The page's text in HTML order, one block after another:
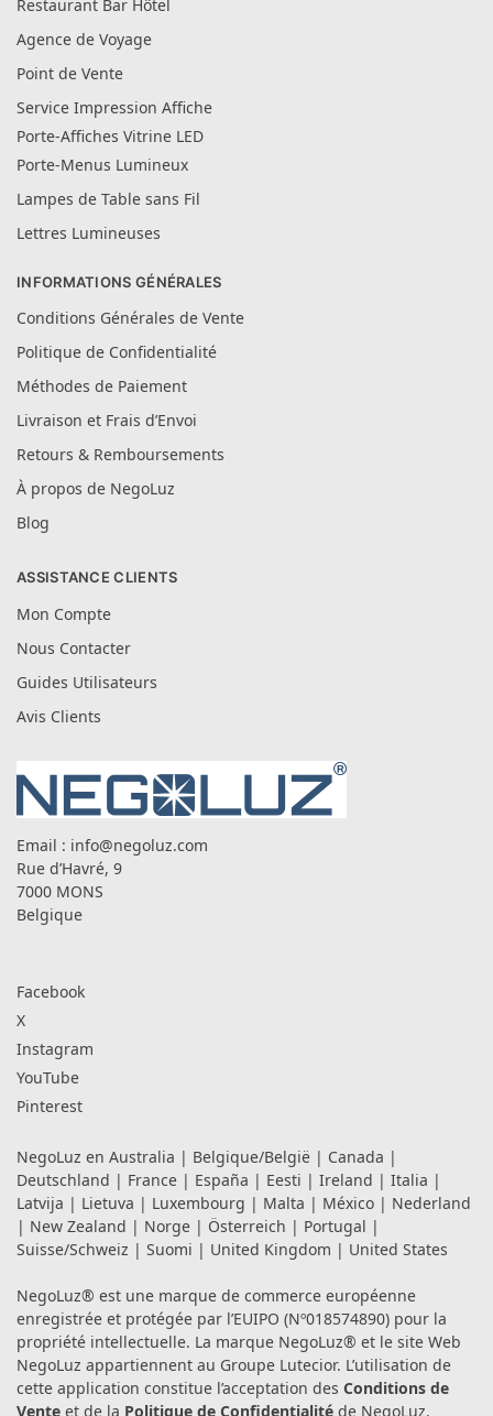
Restaurant Bar Hôtel
Agence de Voyage
Point de Vente
Service Impression Affiche
Porte-Affiches Vitrine LED
Porte-Menus Lumineux
Lampes de Table sans Fil
Lettres Lumineuses
INFORMATIONS GÉNÉRALES
Conditions Générales de Vente
Politique de Confidentialité
Méthodes de Paiement
Livraison et Frais d’Envoi
Retours & Remboursements
À propos de NegoLuz
Blog
ASSISTANCE CLIENTS
Mon Compte
Nous Contacter
Guides Utilisateurs
Avis Clients
Email : info@negoluz.com
Rue d’Havré, 9
7000 MONS
Belgique
Facebook
X
Instagram
YouTube
Pinterest
NegoLuz en Australia | Belgique/België | Canada |
Deutschland | France | España | Eesti | Ireland | Italia |
Latvija | Lietuva | Luxembourg | Malta | México | Nederland
| New Zealand | Norge | Österreich | Portugal |
Suisse/Schweiz | Suomi | United Kingdom | United States
NegoLuz® est une marque de commerce européenne
enregistrée et protégée par l’EUIPO (Nº018574890) pour la
propriété intellectuelle. La marque NegoLuz® et le site Web
NegoLuz appartiennent au Groupe Lutecior. L’utilisation de
cette application constitue l’acceptation des Conditions de
Vente et de la Politique de Confidentialité de NegoLuz.